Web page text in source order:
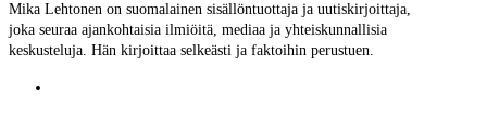
Mika Lehtonen on suomalainen sisällöntuottaja ja uutiskirjoittaja,
joka seuraa ajankohtaisia ilmiöitä, mediaa ja yhteiskunnallisia
keskusteluja. Hän kirjoittaa selkeästi ja faktoihin perustuen.